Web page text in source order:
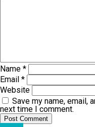
Name *
Email *
Website
Save my name, email,
next time I comment.